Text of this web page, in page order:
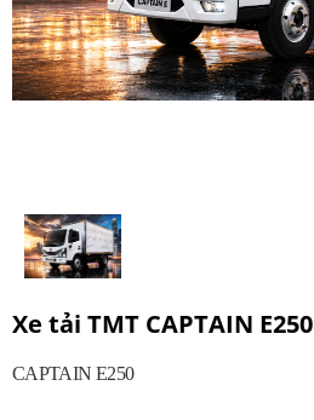
Xe tải TMT CAPTAIN E250
CAPTAIN E250